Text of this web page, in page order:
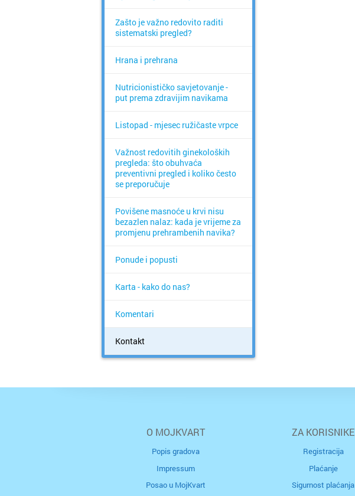
Zašto je važno redovito raditi
sistematski pregled?
Hrana i prehrana
Nutricionističko savjetovanje -
put prema zdravijim navikama
Listopad - mjesec ružičaste vrpce
Važnost redovitih ginekoloških
pregleda: što obuhvaća
preventivni pregled i koliko često
se preporučuje
Povišene masnoće u krvi nisu
bezazlen nalaz: kada je vrijeme za
promjenu prehrambenih navika?
Ponude i popusti
Karta - kako do nas?
Komentari
Kontakt
O MOJKVART
Popis gradova
Impressum
Posao u MojKvart
ZA KORISNIKE
Registracija
Plaćanje
Sigurnost plaćanja